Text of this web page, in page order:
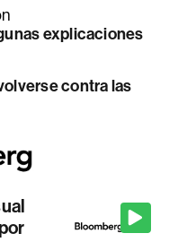
explicaciones
contra las